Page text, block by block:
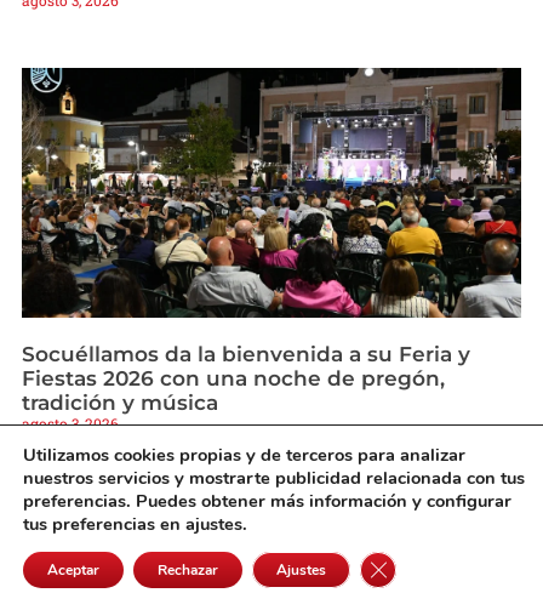
Socuéllamos da la bienvenida a su Feria y
Fiestas 2026 con una noche de pregón,
tradición y música
agosto 3, 2026
Utilizamos cookies propias y de terceros para analizar
nuestros servicios y mostrarte publicidad relacionada con tus
preferencias. Puedes obtener más información y configurar
tus preferencias en ajustes.
Aceptar Rechazar Ajustes Cerrar el banner de